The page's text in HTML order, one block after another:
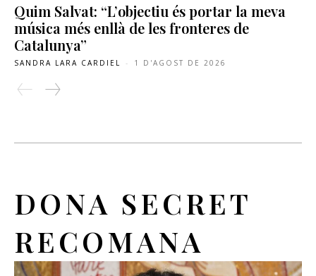
Quim Salvat: “L’objectiu és portar la meva
música més enllà de les fronteres de
Catalunya”
SANDRA LARA CARDIEL - 1 D'AGOST DE 2026
DONA SECRET
RECOMANA